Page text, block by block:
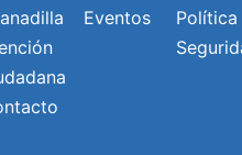
Eventos
Política